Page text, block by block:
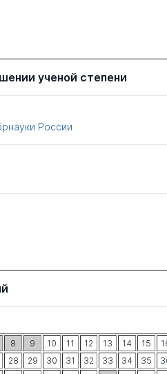
ученой степени
России
8 9 10 11 12 13 14 15
28 29 30 31 32 33 34 35